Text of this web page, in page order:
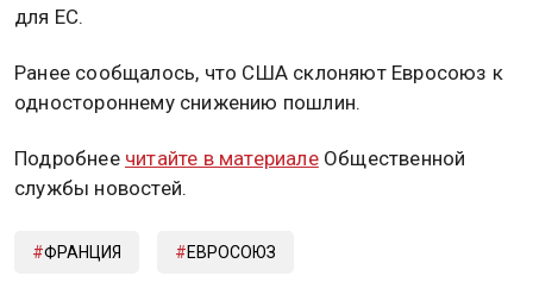
для ЕС.
Ранее сообщалось, что США склоняют Евросоюз к
одностороннему снижению пошлин.
Подробнее читайте в материалеОбщественной
службы новостей.
ФРАНЦИЯ ЕВРОСОЮЗ